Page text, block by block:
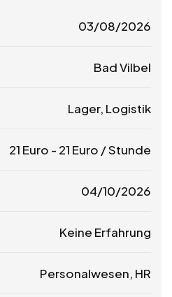
03/08/2026
Bad Vilbel
Lager, Logistik
21 Euro - 21 Euro / Stunde
04/10/2026
Keine Erfahrung
Personalwesen, HR